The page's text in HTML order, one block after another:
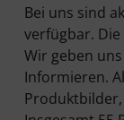
Bei uns sind
verfügbar.
Wir geben
Informieren.